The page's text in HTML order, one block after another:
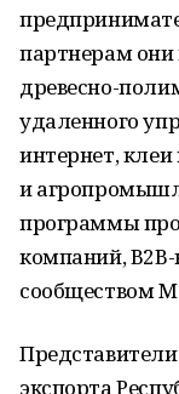
партнерам
древесно-
удаленного
интернет, клеи
и
программы
компаний, В2В-
сообществом
экспорта